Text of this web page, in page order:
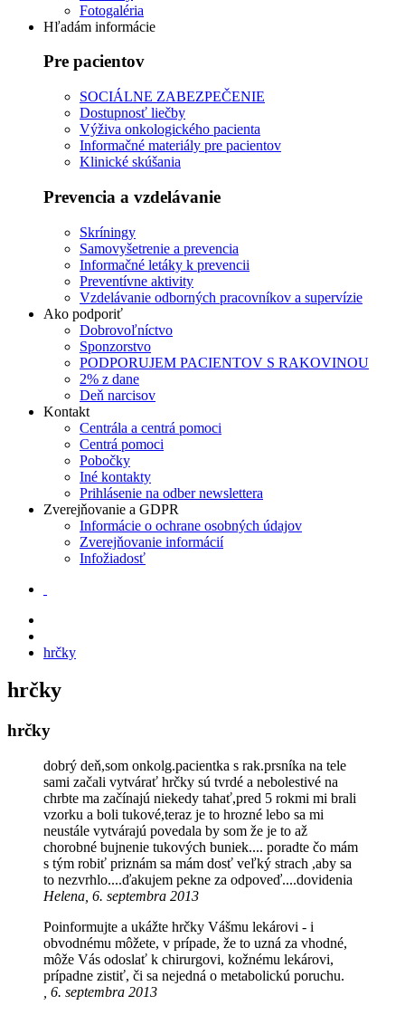
Fotogaléria
Hľadám informácie
Pre pacientov
SOCIÁLNE ZABEZPEČENIE
Dostupnosť liečby
Výživa onkologického pacienta
Informačné materiály pre pacientov
Klinické skúšania
Prevencia a vzdelávanie
Skríningy
Samovyšetrenie a prevencia
Informačné letáky k prevencii
Preventívne aktivity
Vzdelávanie odborných pracovníkov a supervízie
Ako podporiť
Dobrovoľníctvo
Sponzorstvo
PODPORUJEM PACIENTOV S RAKOVINOU
2% z dane
Deň narcisov
Kontakt
Centrála a centrá pomoci
Centrá pomoci
Pobočky
Iné kontakty
Prihlásenie na odber newslettera
Zverejňovanie a GDPR
Informácie o ochrane osobných údajov
Zverejňovanie informácií
Infožiadosť
hrčky
hrčky
hrčky
dobrý deň,som onkolg.pacientka s rak.prsníka na tele
sami začali vytvárať hrčky sú tvrdé a nebolestivé na
chrbte ma začínajú niekedy tahať,pred 5 rokmi mi brali
vzorku a boli tukové,teraz je to hrozné lebo sa mi
neustále vytvárajú povedala by som že je to až
chorobné bujnenie tukových buniek.... poradte čo mám
s tým robiť priznám sa mám dosť veľký strach ,aby sa
to nezvrhlo....ďakujem pekne za odpoveď....dovidenia
Helena, 6. septembra 2013
Poinformujte a ukážte hrčky Vášmu lekárovi - i
obvodnému môžete, v prípade, že to uzná za vhodné,
môže Vás odoslať k chirurgovi, kožnému lekárovi,
prípadne zistiť, či sa nejedná o metabolickú poruchu.
, 6. septembra 2013